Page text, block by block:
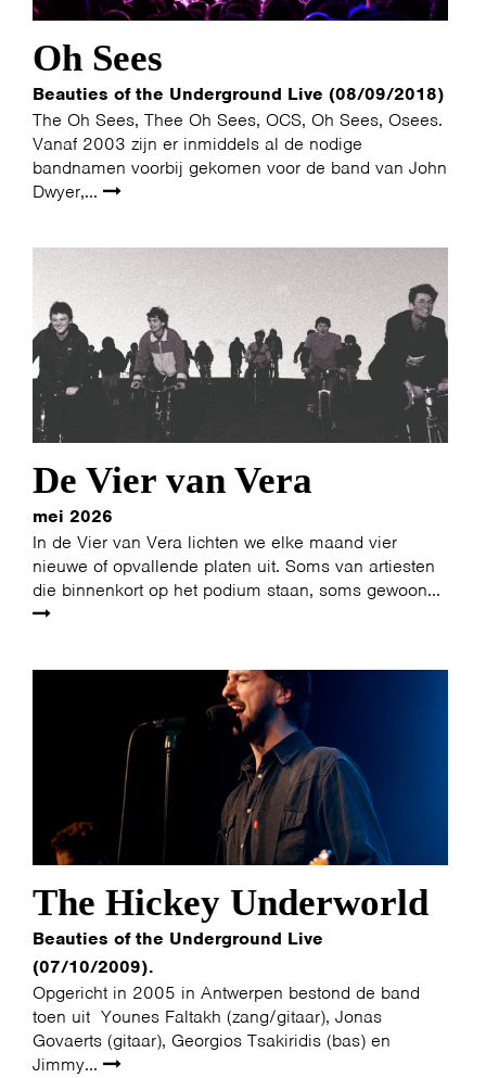
HOME PROGRAMMA
ARTDIVISIONFOTO’SNIEUWS
INFO WEBSHOP MIJN TICKETS
Oh Sees
Beauties of the Underground Live (08/09/2018)
The Oh Sees, Thee Oh Sees, OCS, Oh Sees, Osees.
Vanaf 2003 zijn er inmiddels al de nodige
bandnamen voorbij gekomen voor de band van John
Dwyer,...
De Vier van Vera
mei 2026
In de Vier van Vera lichten we elke maand vier
nieuwe of opvallende platen uit. Soms van artiesten
die binnenkort op het podium staan, soms gewoon...
The Hickey Underworld
Beauties of the Underground Live
(07/10/2009).
Opgericht in 2005 in Antwerpen bestond de band
toen uit Younes Faltakh (zang/gitaar), Jonas
Govaerts (gitaar), Georgios Tsakiridis (bas) en
Jimmy...